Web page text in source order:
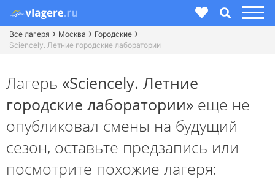
Все лагеря Москва
Городские
Sciencely. Летние городские лаборатории
Лагерь «Sciencely. Летние
городские лаборатории» еще не
опубликовал смены на будущий
сезон, оставьте предзапись или
посмотрите похожие лагеря: